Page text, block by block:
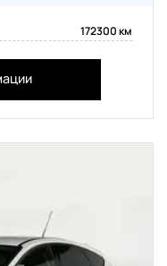
172300 км